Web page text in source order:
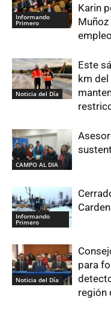
Informando
Primero
Karin
Noticia del Día
Este
km del
CAMPO AL DIA
Informando
Primero
Noticia del Día
para
región